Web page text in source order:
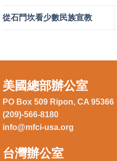
從石門坎看少數民族宣教
美國總部辦公室
PO Box 509 Ripon, CA 95366
(209)-566-8180
info@mfci-usa.org
台灣辦公室